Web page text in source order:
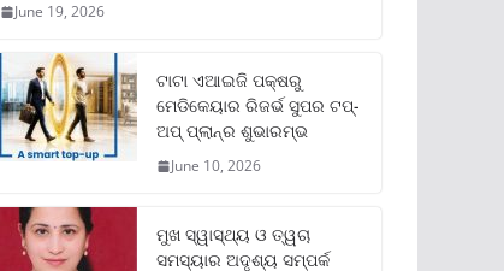
June 19, 2026
ଟାଟା ଏଆଇଜି ପକ୍ଷରୁ
ମେଡିକେୟାର ରିଜର୍ଭ ସୁପର ଟପ୍‌-
ଅପ୍ ପ୍ଲାନ୍‌ର ଶୁଭାରମ୍ଭ
June 10, 2026
ମୁଖ ସ୍ୱାସ୍ଥ୍ୟ ଓ ତ୍ୱଚା
ସମସ୍ୟାର ଅଦୃଶ୍ୟ ସମ୍ପର୍କ